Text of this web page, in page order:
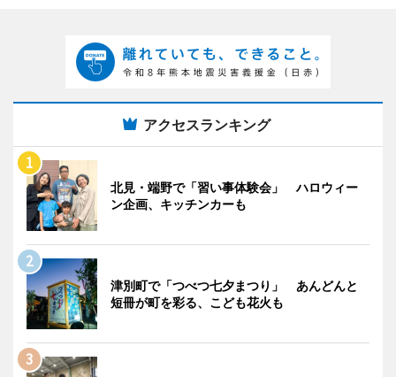
アクセスランキング
北見・端野で「習い事体験会」 ハロウィー
ン企画、キッチンカーも
津別町で「つべつ七夕まつり」 あんどんと
短冊が町を彩る、こども花火も